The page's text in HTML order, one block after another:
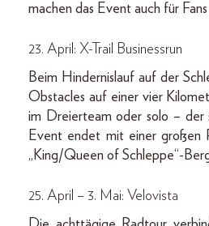
machen das Event auch für
23. April: X-Trail Businessrun
Beim Hindernislauf auf der
Obstacles auf einer vier
im Dreierteam oder solo – der
Event endet mit einer großen
„King/Queen of Schleppe“-
25. April – 3. Mai: Velovista